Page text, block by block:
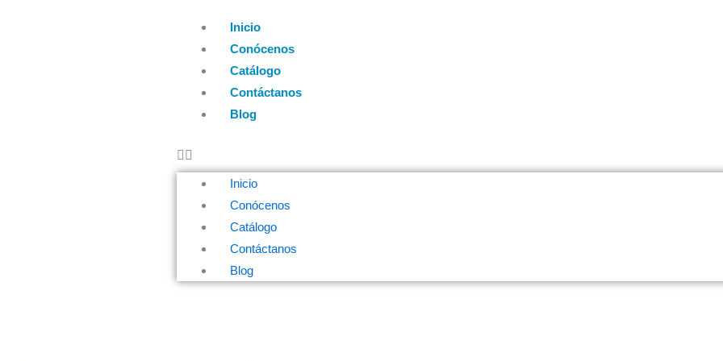
Inicio
Conócenos
Catálogo
Contáctanos
Blog
Inicio
Conócenos
Catálogo
Contáctanos
Blog
Soluciones que añaden valor a tu marca